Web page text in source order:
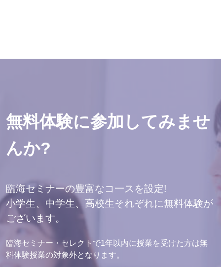
無料体験に参加してみませ
んか?
臨海セミナーの豊富なコ一スを設定!
小学生、中学生、高校生それぞれに無料体験が
ございます。
臨海セミナー・セレクトで1年以内に授業を受けた方は無
料体験授業の対象外となります。